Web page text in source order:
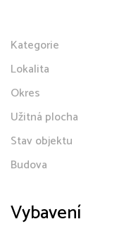
Kategorie
Lokalita
Okres
Užitná plocha
Stav objektu
Budova
Vybavení